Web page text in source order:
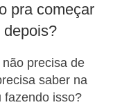
pra começar
depois?
precisa de
saber na
fazendo isso?